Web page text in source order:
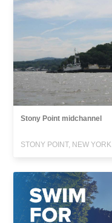
Stony Point midchannel
STONY POINT, NEW YORK